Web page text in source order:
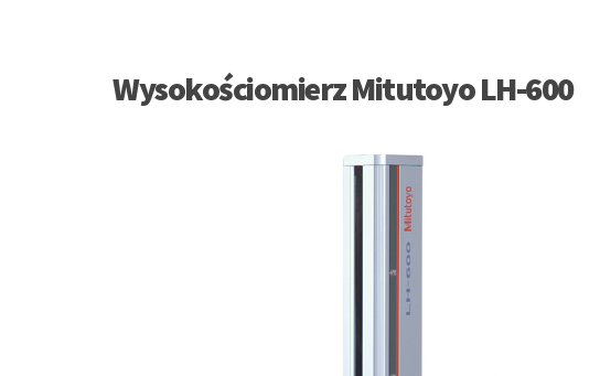
Wysokościomierz Mitutoyo LH-600